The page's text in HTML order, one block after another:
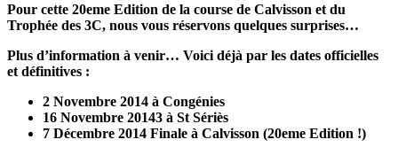
Pour cette 20eme Edition de la course de Calvisson et du
Trophée des 3C, nous vous réservons quelques surprises…
Plus d’information à venir… Voici déjà par les dates officielles
et définitives :
2 Novembre 2014 à Congénies
16 Novembre 20143 à St Sériès
7 Décembre 2014 Finale à Calvisson (20eme Edition !)